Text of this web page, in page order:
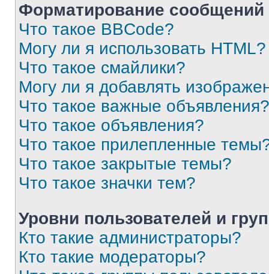
Форматирование
Что такое BBCode?
Могу ли я использовать HTML?
Что такое смайлики?
Могу ли я добавлять
Что такое важные объявления?
Что такое объявления?
Что такое прилепленные
Что такое закрытые темы?
Что такое значки тем?
Уровни пользователей и
Кто такие администраторы?
Кто такие модераторы?